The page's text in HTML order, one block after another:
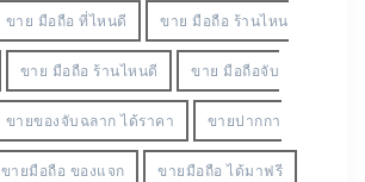
ขาย มือถือ ที่ไหนดี ขาย มือถือ ร้านไหน
ขาย มือถือ ร้านไหนดี ขาย มือถือจับ
ขายของจับฉลาก ได้ราคา ขายปากกา
ขายมือถือ ของแจก ขายมือถือ ได้มาฟรี